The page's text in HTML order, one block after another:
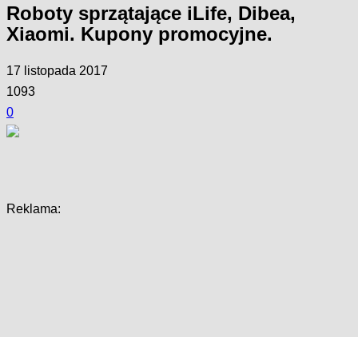
Roboty sprzątające iLife, Dibea,
Xiaomi. Kupony promocyjne.
17 listopada 2017
1093
0
Reklama: